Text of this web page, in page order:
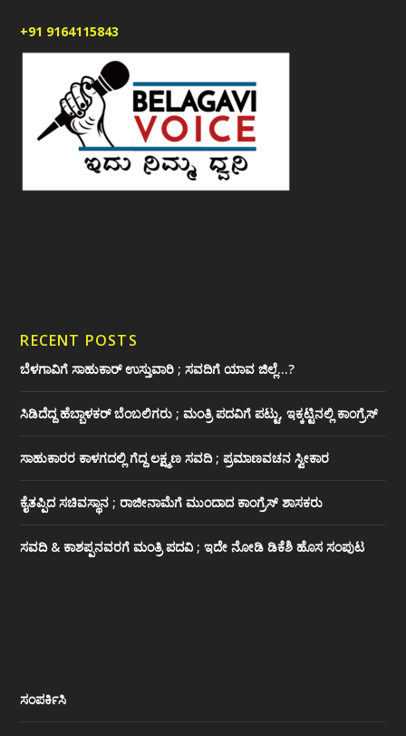
+91 9164115843
RECENT POSTS
ಬೆಳಗಾವಿಗೆ ಸಾಹುಕಾರ್ ಉಸ್ತುವಾರಿ ; ಸವದಿಗೆ ಯಾವ ಜಿಲ್ಲೆ…?
ಸಿಡಿದೆದ್ದ ಹೆಬ್ಬಾಳಕರ್ ಬೆಂಬಲಿಗರು ; ಮಂತ್ರಿ ಪದವಿಗೆ ‌ಪಟ್ಟು, ಇಕ್ಕಟ್ಟಿನಲ್ಲಿ ಕಾಂಗ್ರೆಸ್
ಸಾಹುಕಾರರ ಕಾಳಗದಲ್ಲಿ ಗೆದ್ದ ಲಕ್ಷ್ಮಣ ಸವದಿ ; ಪ್ರಮಾಣವಚನ ಸ್ವೀಕಾರ
ಕೈತಪ್ಪಿದ ಸಚಿವಸ್ಥಾನ ; ರಾಜೀನಾಮೆಗೆ ಮುಂದಾದ ಕಾಂಗ್ರೆಸ್ ‌ಶಾಸಕರು
ಸವದಿ & ಕಾಶಪ್ಪನವರಗೆ ಮಂತ್ರಿ ಪದವಿ ; ಇದೇ ನೋಡಿ‌ ಡಿಕೆಶಿ ಹೊಸ ಸಂಪುಟ
ಸಂಪರ್ಕಿಸಿ